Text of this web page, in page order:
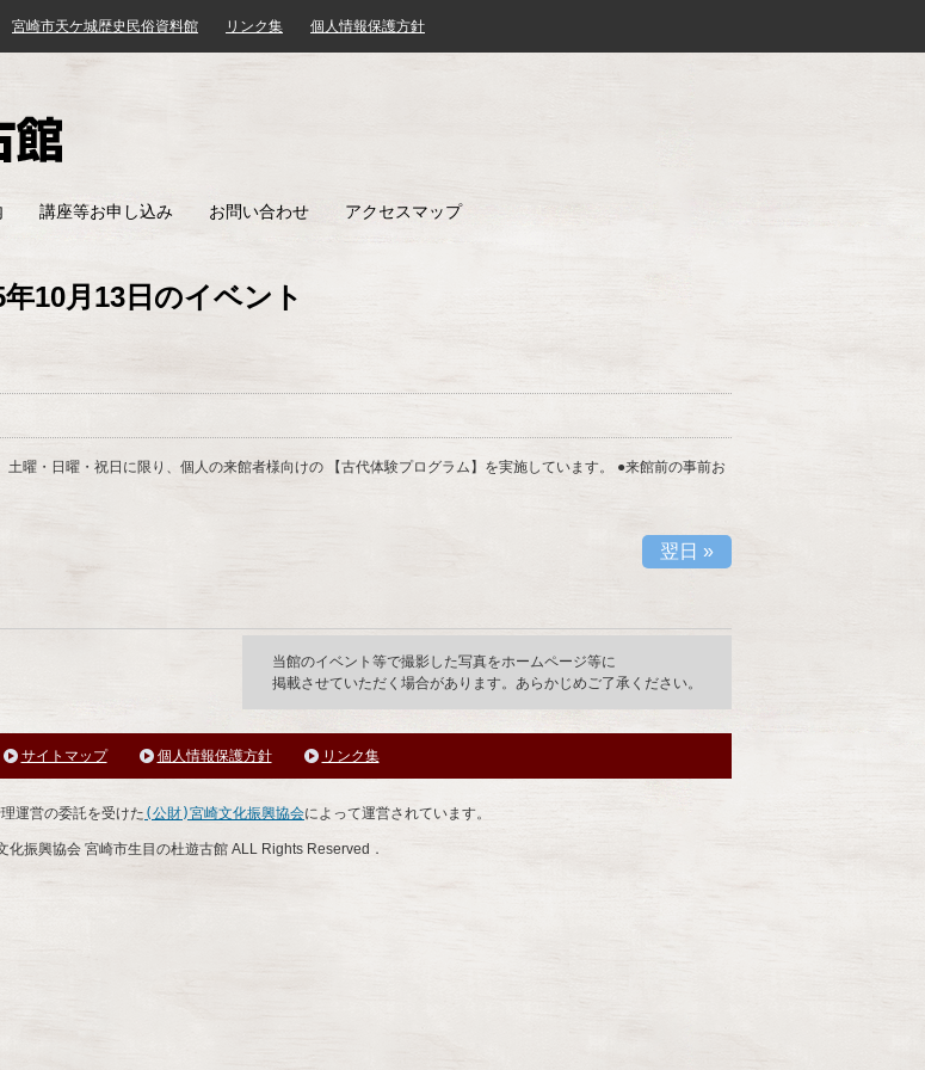
講座等お申し込み お問い合わせ アクセスマップ
宮崎市天ケ城歴史民俗資料館 リンク集 個人情報保護方針
年10月13日のイベント
曜・日曜・祝日に限り、個人の来館者様向けの 【古代体験プログラム】を実施しています。 ●来館前の事前お
翌日 »
当館のイベント等で撮影した写真をホームページ等に
掲載させていただく場合があります。あらかじめご了承ください。
サイトマップ 個人情報保護方針 リンク集
運営の委託を受けた (公財)宮崎文化振興協会によって運営されています。
化振興協会 宮崎市生目の杜遊古館 ALL Rights Reserved．